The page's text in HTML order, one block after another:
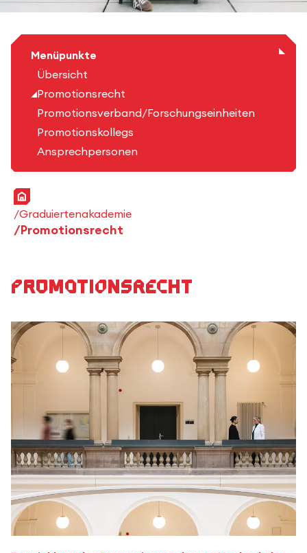
Menüpunkte
Übersicht
Promotionsrecht
Promotionsverband/Forschungseinheiten
Promotionskollegs
Ansprechpersonen
Startseite
Graduiertenakademie
Promotionsrecht
Promotionsrecht